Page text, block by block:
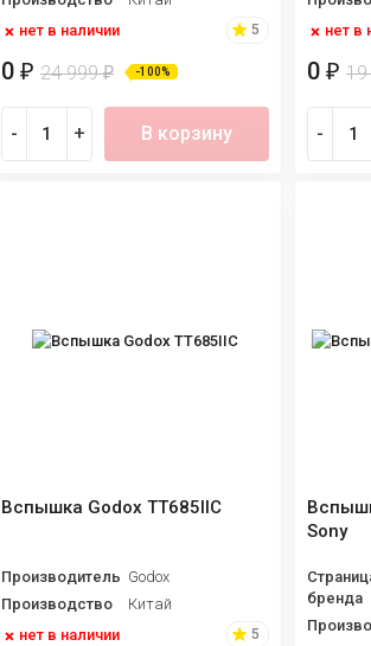
нет в наличии
5
0 ₽ 24 999₽ -100%
- + В корзину
нет в
0₽
-
Вспышка Godox TT685IIC
Производитель Godox
Производство
Китай
нет в наличии
5
Sony
бренда